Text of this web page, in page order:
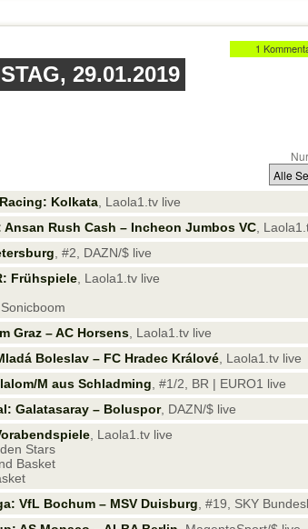
1
29.01.2019
Kolkata , Laola1.tv live
Ansan Rush Cash – Incheon Jumbos VC ,
, #2, DAZN/$ live
Frühspiele , Laola1.tv live
Graz – AC Horsens , Laola1.tv live
Boleslav – FC Hradec Králové , Laola1.tv live
M aus Schladming , #1/2, BR | EURO1 live
Galatasaray – Boluspor, DAZN/$ live
, Laola1.tv live
Stars
Basket
VfL Bochum – MSV Duisburg , #19, SKY